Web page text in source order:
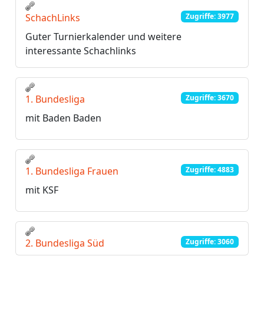
SchachLinks Zugriffe: 3977
Guter Turnierkalender und weitere
interessante Schachlinks
1. Bundesliga Zugriffe: 3670
mit Baden Baden
1. Bundesliga Frauen Zugriffe: 4883
mit KSF
2. Bundesliga Süd Zugriffe: 3060